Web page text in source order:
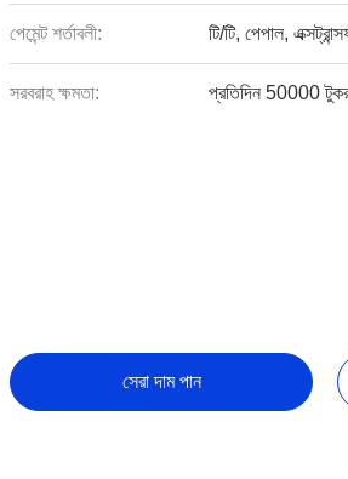
পেমেন্ট শর্তাবলী: টি/টি, পেপাল,
সরবরাহ ক্ষমতা: প্রতিদিন 50000
সেরা দাম পান